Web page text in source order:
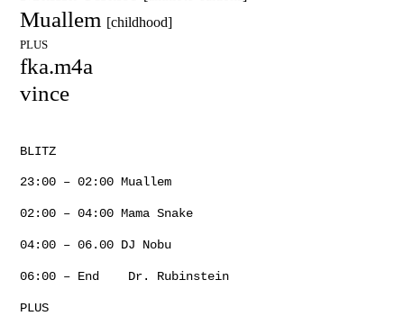
Muallem [childhood]
PLUS
fka.m4a
vince
BLITZ
23:00 – 02:00 Muallem
02:00 – 04:00 Mama Snake
04:00 – 06.00 DJ Nobu
06:00 – End Dr. Rubinstein
PLUS